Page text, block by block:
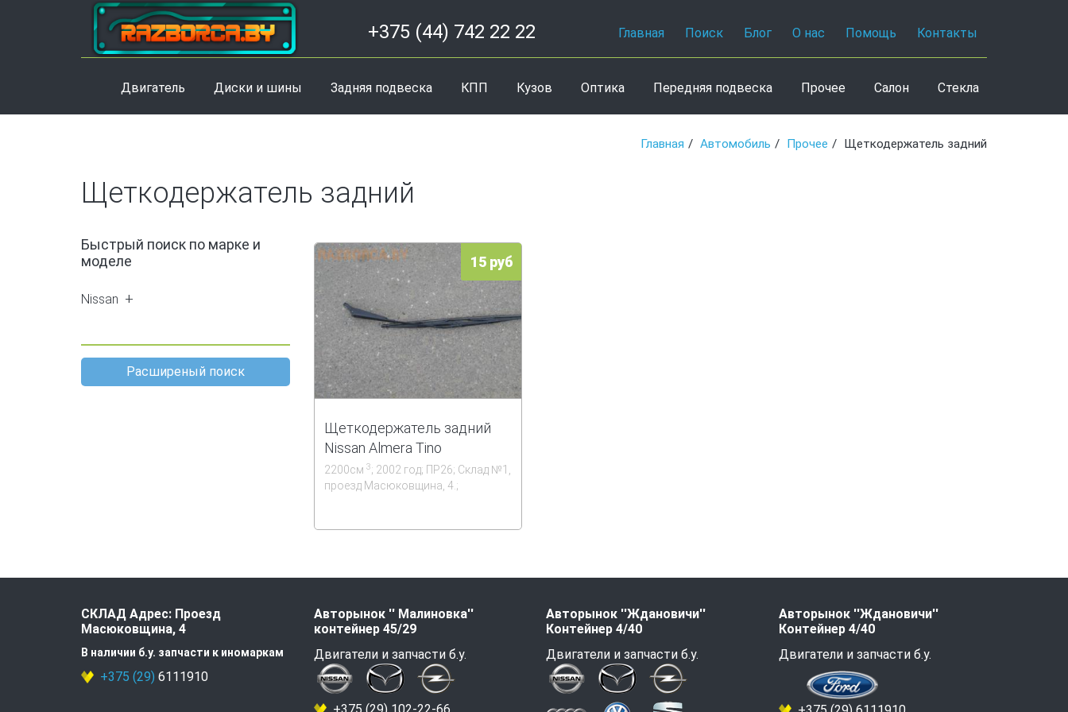
+375 (44) 742 22 22 Главная Поиск Блог О нас Помощь Контакты
Двигатель Диски и шины Задняя подвеска КПП Кузов Оптика Передняя подвеска Прочее Салон Стекла
Главная Автомобиль Прочее Щеткодержатель задний
Щеткодержатель задний
Быстрый поиск по марке и
моделе
Nissan
Расширеный поиск
15 руб
Щеткодержатель задний
Nissan Almera Tino
2200см 3; 2002 год; ПР26; Склад №1,
проезд Масюковщина, 4.;
СКЛАД Адрес: Проезд
Масюковщина, 4
В наличии б.у. запчасти к иномаркам
+375 (29) 6111910
Авторынок '' Малиновка''
контейнер 45/29
Двигатели и запчасти б.у.
Авторынок ''Ждановичи''
Контейнер 4/40
Двигатели и запчасти б.у.
Авторынок ''Ждановичи''
Контейнер 4/40
Двигатели и запчасти б.у.